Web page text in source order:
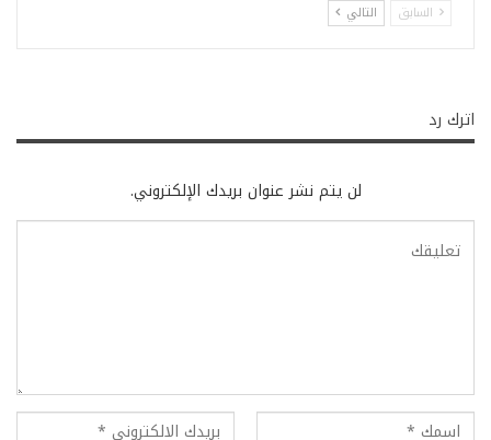
السابق التالي
اترك رد
لن يتم نشر عنوان بريدك الإلكتروني.